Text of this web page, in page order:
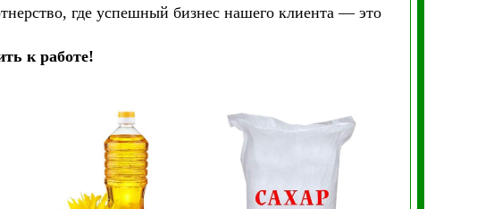
где успешный бизнес нашего клиента — это
к работе!